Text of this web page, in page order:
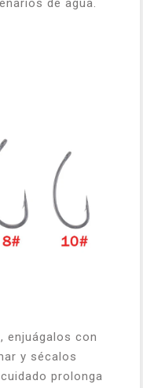
de agua.
enjuágalos con
y sécalos
prolonga